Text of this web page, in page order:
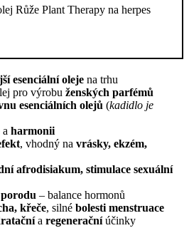
esenciální oleje na trhu
pro výrobu ženských parfémů
esenciálních olejů (kadidlo je
a harmonii
, vhodný na vrásky, ekzém,
afrodisiakum, stimulace sexuální
– balance hormonů
křeče, silné bolesti menstruace
a regeneračníúčinky